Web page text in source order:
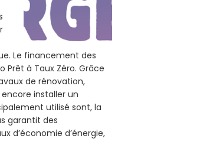
Le financement des
à Taux Zéro. Grâce
de rénovation,
encore installer un
utilisé sont, la
garantit des
d’économie d’énergie,